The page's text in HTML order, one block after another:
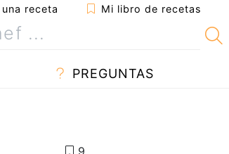
receta Mi libro de recetas
PREGUNTAS